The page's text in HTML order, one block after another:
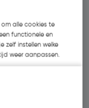
alle cookies te
functionele en
zelf instellen welke
weer aanpassen.